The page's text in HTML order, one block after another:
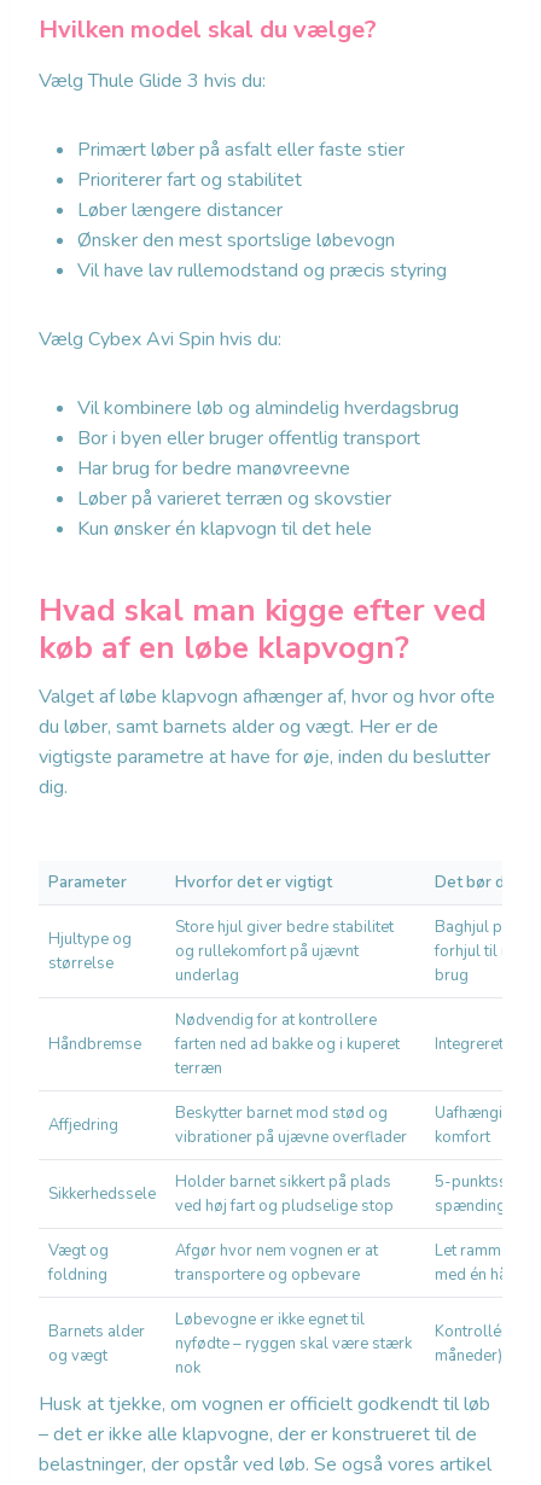
Hvilken model skal du vælge?
Vælg Thule Glide 3 hvis du:
Primært løber på asfalt eller faste stier
Prioriterer fart og stabilitet
Løber længere distancer
Ønsker den mest sportslige løbevogn
Vil have lav rullemodstand og præcis styring
Vælg Cybex Avi Spin hvis du:
Vil kombinere løb og almindelig hverdagsbrug
Bor i byen eller bruger offentlig transport
Har brug for bedre manøvreevne
Løber på varieret terræn og skovstier
Kun ønsker én klapvogn til det hele
Hvad skal man kigge efter ved
køb af en løbe klapvogn?
Valget af løbe klapvogn afhænger af, hvor og hvor ofte
du løber, samt barnets alder og vægt. Her er de
vigtigste parametre at have for øje, inden du beslutter
dig.
Parameter Hvorfor det er vigtigt Det bør du
Hjultype og
størrelse
Store hjul giver bedre stabilitet
og rullekomfort på ujævnt
underlag
Baghjul på
forhjul til ren
brug
Håndbremse
Nødvendig for at kontrollere
farten ned ad bakke og i kuperet
terræn
Integreret
Affjedring
Beskytter barnet mod stød og
vibrationer på ujævne overflader
Uafhængig
komfort
Sikkerhedssele
Holder barnet sikkert på plads
ved høj fart og pludselige stop
5-punktssele
spænding
Vægt og
foldning
Afgør hvor nem vognen er at
transportere og opbevare
Let ramme
med én hånd
Barnets alder
og vægt
Løbevogne er ikke egnet til
nyfødte – ryggen skal være stærk
nok
Kontrollér
måneder) og
Husk at tjekke, om vognen er officielt godkendt til løb
– det er ikke alle klapvogne, der er konstrueret til de
belastninger, der opstår ved løb. Se også vores artikel